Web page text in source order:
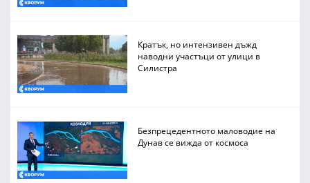
Кратък, но интензивен дъжд
наводни участъци от улици в
Силистра
Безпрецедентното маловодие на
Дунав се вижда от космоса